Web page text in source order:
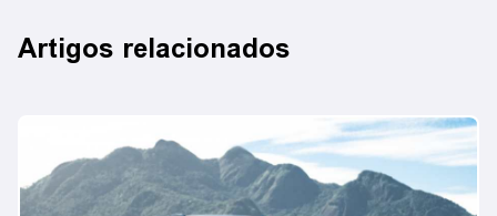
Artigos relacionados